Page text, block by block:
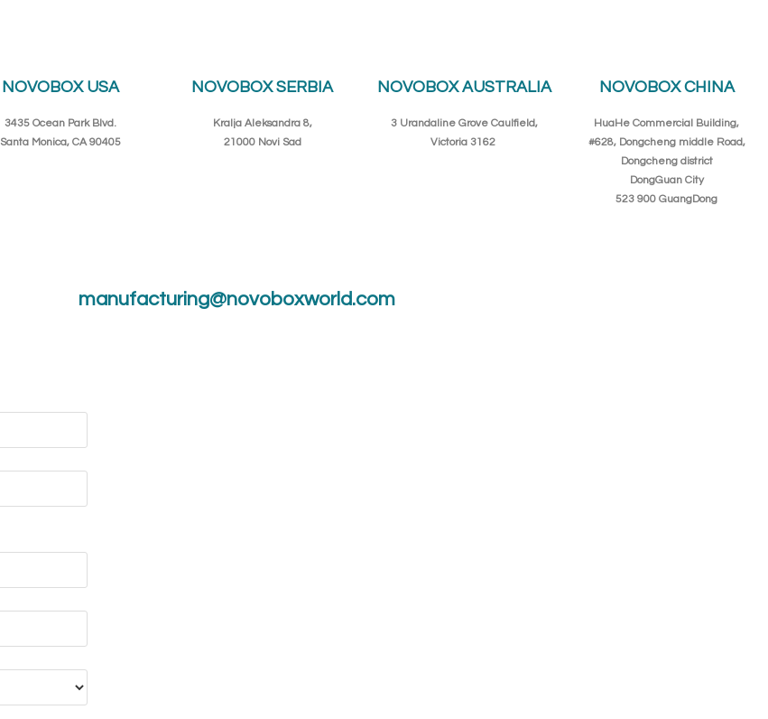
NOVOBOX USA
3435 Ocean Park Blvd.
Santa Monica, CA 90405
NOVOBOX SERBIA
Kralja Aleksandra 8,
21000 Novi Sad
NOVOBOX AUSTRALIA
3 Urandaline Grove Caulfield,
Victoria 3162
NOVOBOX CHINA
HuaHe Commercial Building,
#628, Dongcheng middle Road,
Dongcheng district
DongGuan City
523 900 GuangDong
manufacturing@novoboxworld.com